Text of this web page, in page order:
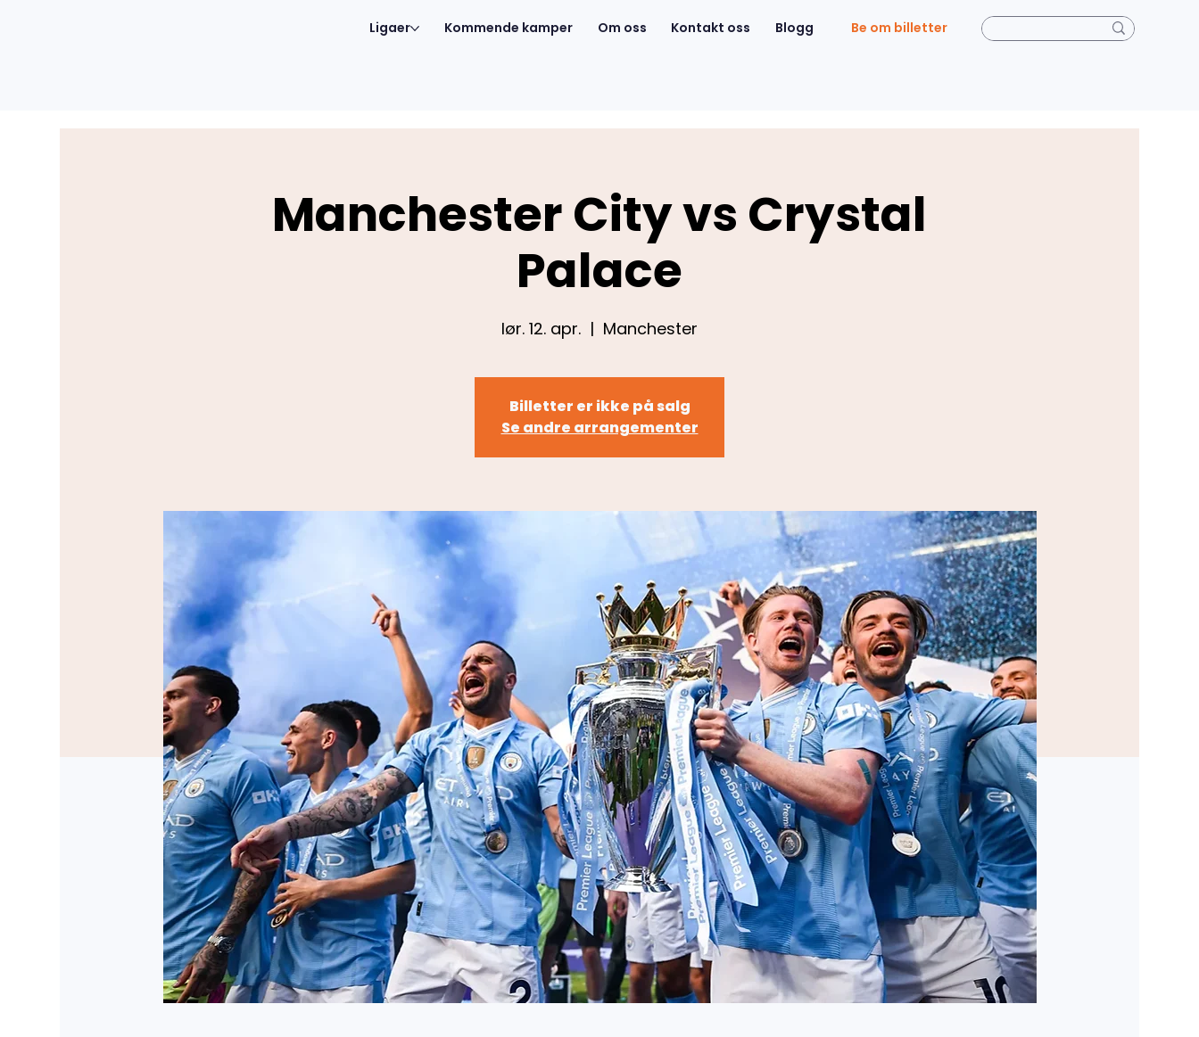
Ligaer Kommende kamper Om oss Kontakt oss Blogg Be om billetter
Manchester City vs Crystal
Palace
lør. 12. apr.
  |
Manchester
Billetter er ikke på salg
Se andre arrangementer